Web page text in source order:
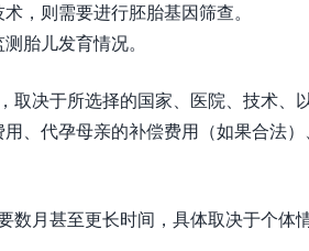
，则需要进行胚胎基因筛查。
胎儿发育情况。
取决于所选择的国家、医院、技术、
、代孕母亲的补偿费用（如果合法
数月甚至更长时间，具体取决于个体